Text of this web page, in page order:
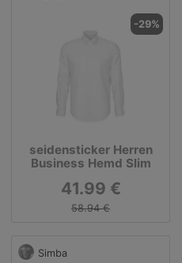
-29%
seidensticker Herren
Business Hemd Slim
41.99 €
58.94 €
Simba